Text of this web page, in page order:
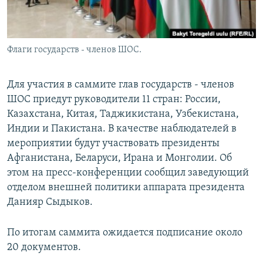
Флаги государств - членов ШОС.
Для участия в саммите глав государств - членов
ШОС приедут руководители 11 стран: России,
Казахстана, Китая, Таджикистана, Узбекистана,
Индии и Пакистана. В качестве наблюдателей в
мероприятии будут участвовать президенты
Афганистана, Беларуси, Ирана и Монголии. Об
этом на пресс-конференции сообщил заведующий
отделом внешней политики аппарата президента
Данияр Сыдыков.
По итогам саммита ожидается подписание около
20 документов.